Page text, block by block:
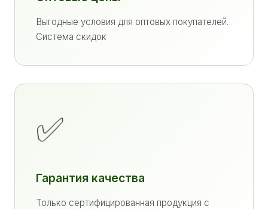
Выгодные условия для оптовых покупателей.
Система скидок
✅
Гарантия качества
Только сертифицированная продукция с